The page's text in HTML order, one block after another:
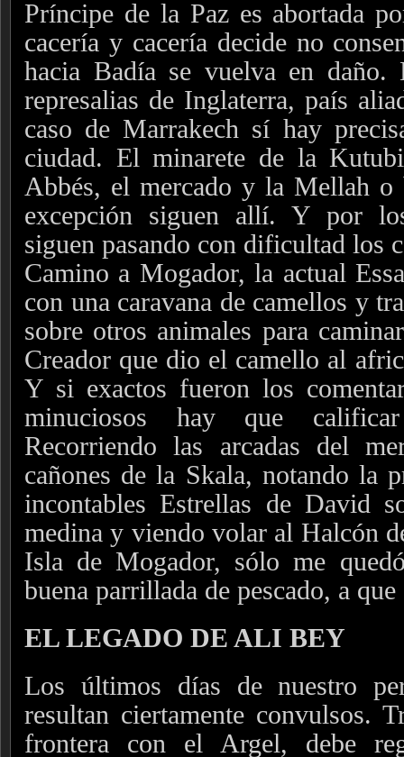
Príncipe de la Paz es abortada
cacería y cacería decide no
hacia Badía se vuelva en
represalias de Inglaterra, país
caso de Marrakech sí hay
ciudad. El minarete de la
Abbés, el mercado y la Mellah
excepción siguen allí. Y por
siguen pasando con dificultad los
Camino a Mogador, la actual
con una caravana de camellos y
sobre otros animales para
Creador que dio el camello al
Y si exactos fueron los
minuciosos hay que
Recorriendo las arcadas del
cañones de la Skala, notando la
incontables Estrellas de David
medina y viendo volar al Halcón
Isla de Mogador, sólo me
buena parrillada de pescado, a
EL LEGADO DE ALI BEY
Los últimos días de nuestro
resultan ciertamente convulsos.
frontera con el Argel, debe